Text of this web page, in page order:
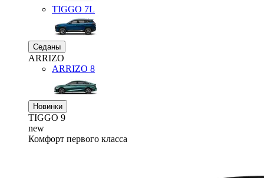
TIGGO 7L
Седаны
ARRIZO
ARRIZO 8
Новинки
TIGGO 9
new
Комфорт первого класса